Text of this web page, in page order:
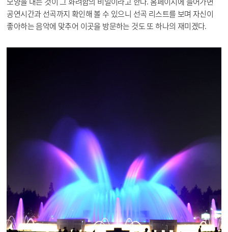
공연시간과 선곡까지 확인해 볼 수 있으니 선곡 리스트를 보며 자신이
좋아하는 음악에 맞추어 이곳을 방문하는 것도 또 하나의 재미겠다.